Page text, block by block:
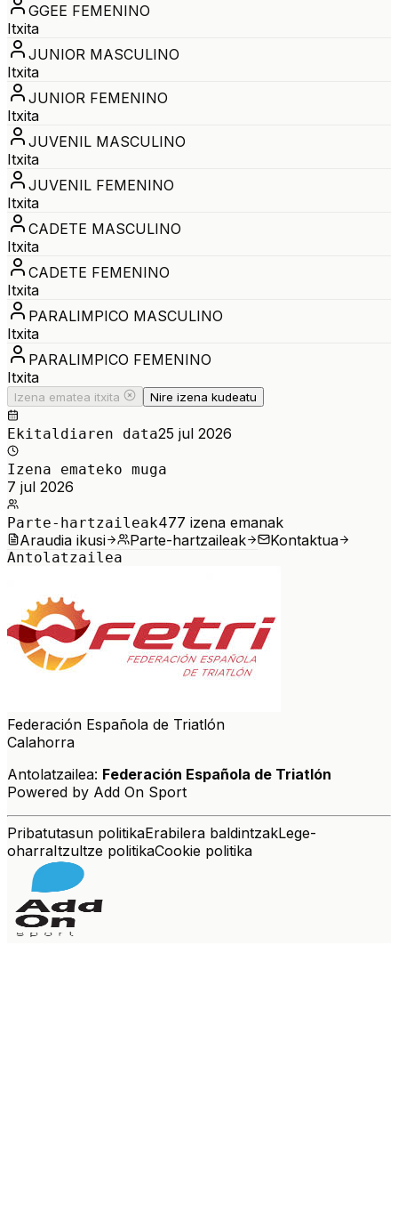
GGEE FEMENINO
Itxita
JUNIOR MASCULINO
Itxita
JUNIOR FEMENINO
Itxita
JUVENIL MASCULINO
Itxita
JUVENIL FEMENINO
Itxita
CADETE MASCULINO
Itxita
CADETE FEMENINO
Itxita
PARALIMPICO MASCULINO
Itxita
PARALIMPICO FEMENINO
Itxita
Izena ematea itxita Nire izena kudeatu
Ekitaldiaren data25 jul 2026
Izena emateko muga
7 jul 2026
Parte-hartzaileak477 izena emanak
Araudia ikusi
Parte-hartzaileak Kontaktua
Antolatzailea
Federación Española de Triatlón
Calahorra
Antolatzailea: Federación Española de Triatlón
Powered by Add On Sport
Pribatutasun politikaErabilera baldintzakLege-
oharraItzultze politikaCookie politika